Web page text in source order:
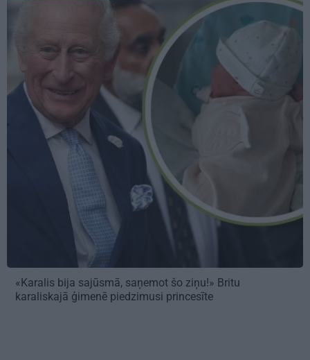
«Karalis bija sajūsmā, saņemot šo ziņu!» Britu
karaliskajā ģimenē piedzimusi princesīte